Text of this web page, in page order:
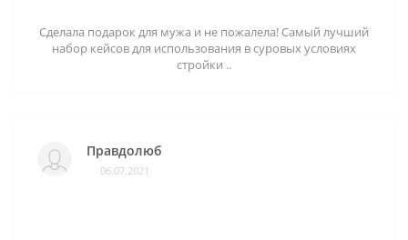
Сделала подарок для мужа и не пожалела! Самый лучший
набор кейсов для использования в суровых условиях
стройки ..
Правдолюб
06.07.2021